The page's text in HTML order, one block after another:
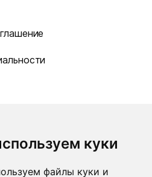
куки
файлы куки и
ответственностью
г. Минск, пр-т Газеты